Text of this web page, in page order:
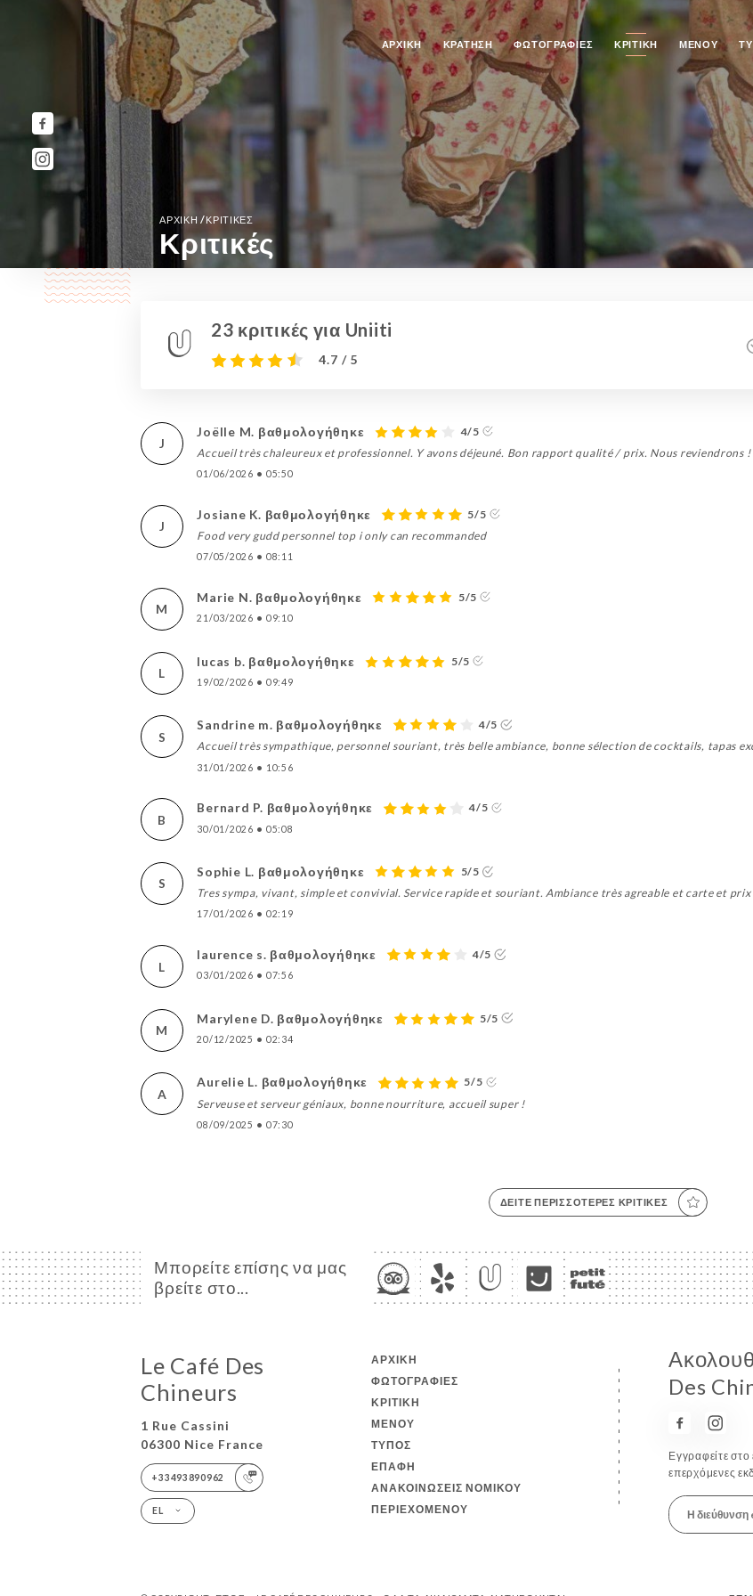
ΑΡΧΙΚΉ ΚΡΆΤΗΣΗ ΦΩΤΟΓΡΑΦΊΕΣ ΚΡΙΤΙΚΉ ΜΕΝΟΎ
ΑΡΧΙΚΉ/ ΚΡΙΤΙΚΈΣ
Κριτικές
23 κριτικές για Uniiti
4.7 / 5
J
Joëlle M. βαθμολογήθηκε
4/5
Accueil très chaleureux et professionnel. Y avons déjeuné. Bon rapport qualité / prix. Nous reviendrons !
01/06/2026 • 05:50
J
Josiane K. βαθμολογήθηκε
5/5
Food very gudd personnel top i only can recommanded
07/05/2026 • 08:11
M
Marie N. βαθμολογήθηκε 5/5
21/03/2026 • 09:10
L
lucas b. βαθμολογήθηκε 5/5
19/02/2026 • 09:49
S
Sandrine m. βαθμολογήθηκε
4/5
Accueil très sympathique, personnel souriant, très belle ambiance, bonne sélection de cocktails, tapas
31/01/2026 • 10:56
B
Bernard P. βαθμολογήθηκε 4/5
30/01/2026 • 05:08
S
Sophie L. βαθμολογήθηκε
5/5
Tres sympa, vivant, simple et convivial. Service rapide et souriant. Ambiance très agreable et carte et prix
17/01/2026 • 02:19
L
laurence s. βαθμολογήθηκε 4/5
03/01/2026 • 07:56
M
Marylene D. βαθμολογήθηκε 5/5
20/12/2025 • 02:34
A
Aurelie L. βαθμολογήθηκε
5/5
Serveuse et serveur géniaux, bonne nourriture, accueil super !
08/09/2025 • 07:30
ΔΕΊΤΕ ΠΕΡΙΣΣΌΤΕΡΕΣ ΚΡΙΤΙΚΈΣ
Μπορείτε επίσης να μας
βρείτε στο...
Le Café Des
Chineurs
1 Rue Cassini
06300 Nice France
+33493890962
EL
ΑΡΧΙΚΉ
ΦΩΤΟΓΡΑΦΊΕΣ
ΚΡΙΤΙΚΉ
ΜΕΝΟΎ
ΤΎΠΟΣ
ΕΠΑΦΉ
ΑΝΑΚΟΙΝΏΣΕΙΣ ΝΟΜΙΚΟΎ
ΠΕΡΙΕΧΟΜΈΝΟΥ
Des
Εγγραφείτε στο
επερχόμενες